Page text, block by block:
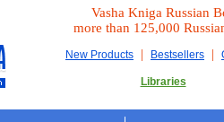
Vasha Kniga Russian
more than 125,000
New Products | Bestsellers |
Libraries